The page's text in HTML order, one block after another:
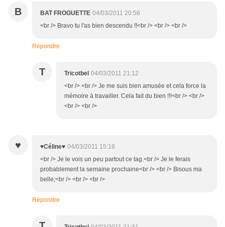
B BAT FROGUETTE 04/03/2011 20:56
<br /> Bravo tu l'as bien descendu !!<br /> <br /> <br />
Répondre
T Tricotbel 04/03/2011 21:12
<br /> <br /> Je me suis bien amusée et cela force la
mémoire à travailler. Cela fait du bien !!!<br /> <br />
<br /> <br />
♥ ♥Céline♥ 04/03/2011 15:18
<br /> Je le vois un peu partout ce tag.<br /> Je le ferais
probablement la semaine prochaine<br /> <br /> Bisous ma
belle;<br /> <br /> <br />
Répondre